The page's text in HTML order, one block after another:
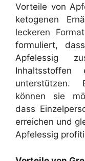
Vorteile von
ketogenen
leckeren
formuliert,
Apfelessig
unterstützen.
können sie
dass
erreichen und
Apfelessig